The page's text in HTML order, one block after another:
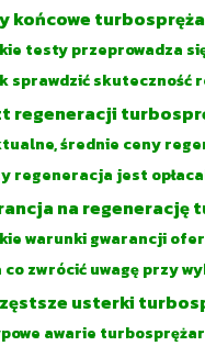
końcowe
testy przeprowadza
sprawdzić skuteczność
regeneracji
średnie ceny
regeneracja jest
na regenerację
warunki gwarancji
co zwrócić uwagę przy
usterki
awarie